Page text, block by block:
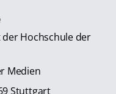
Hochschule der
Medien
Stuttgart